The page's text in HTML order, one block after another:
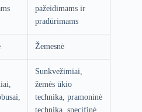
pažeidimams ir
pradūrimams
Žemesnė
Sunkvežimiai,
žemės ūkio
technika, pramoninė
technika, specifinė